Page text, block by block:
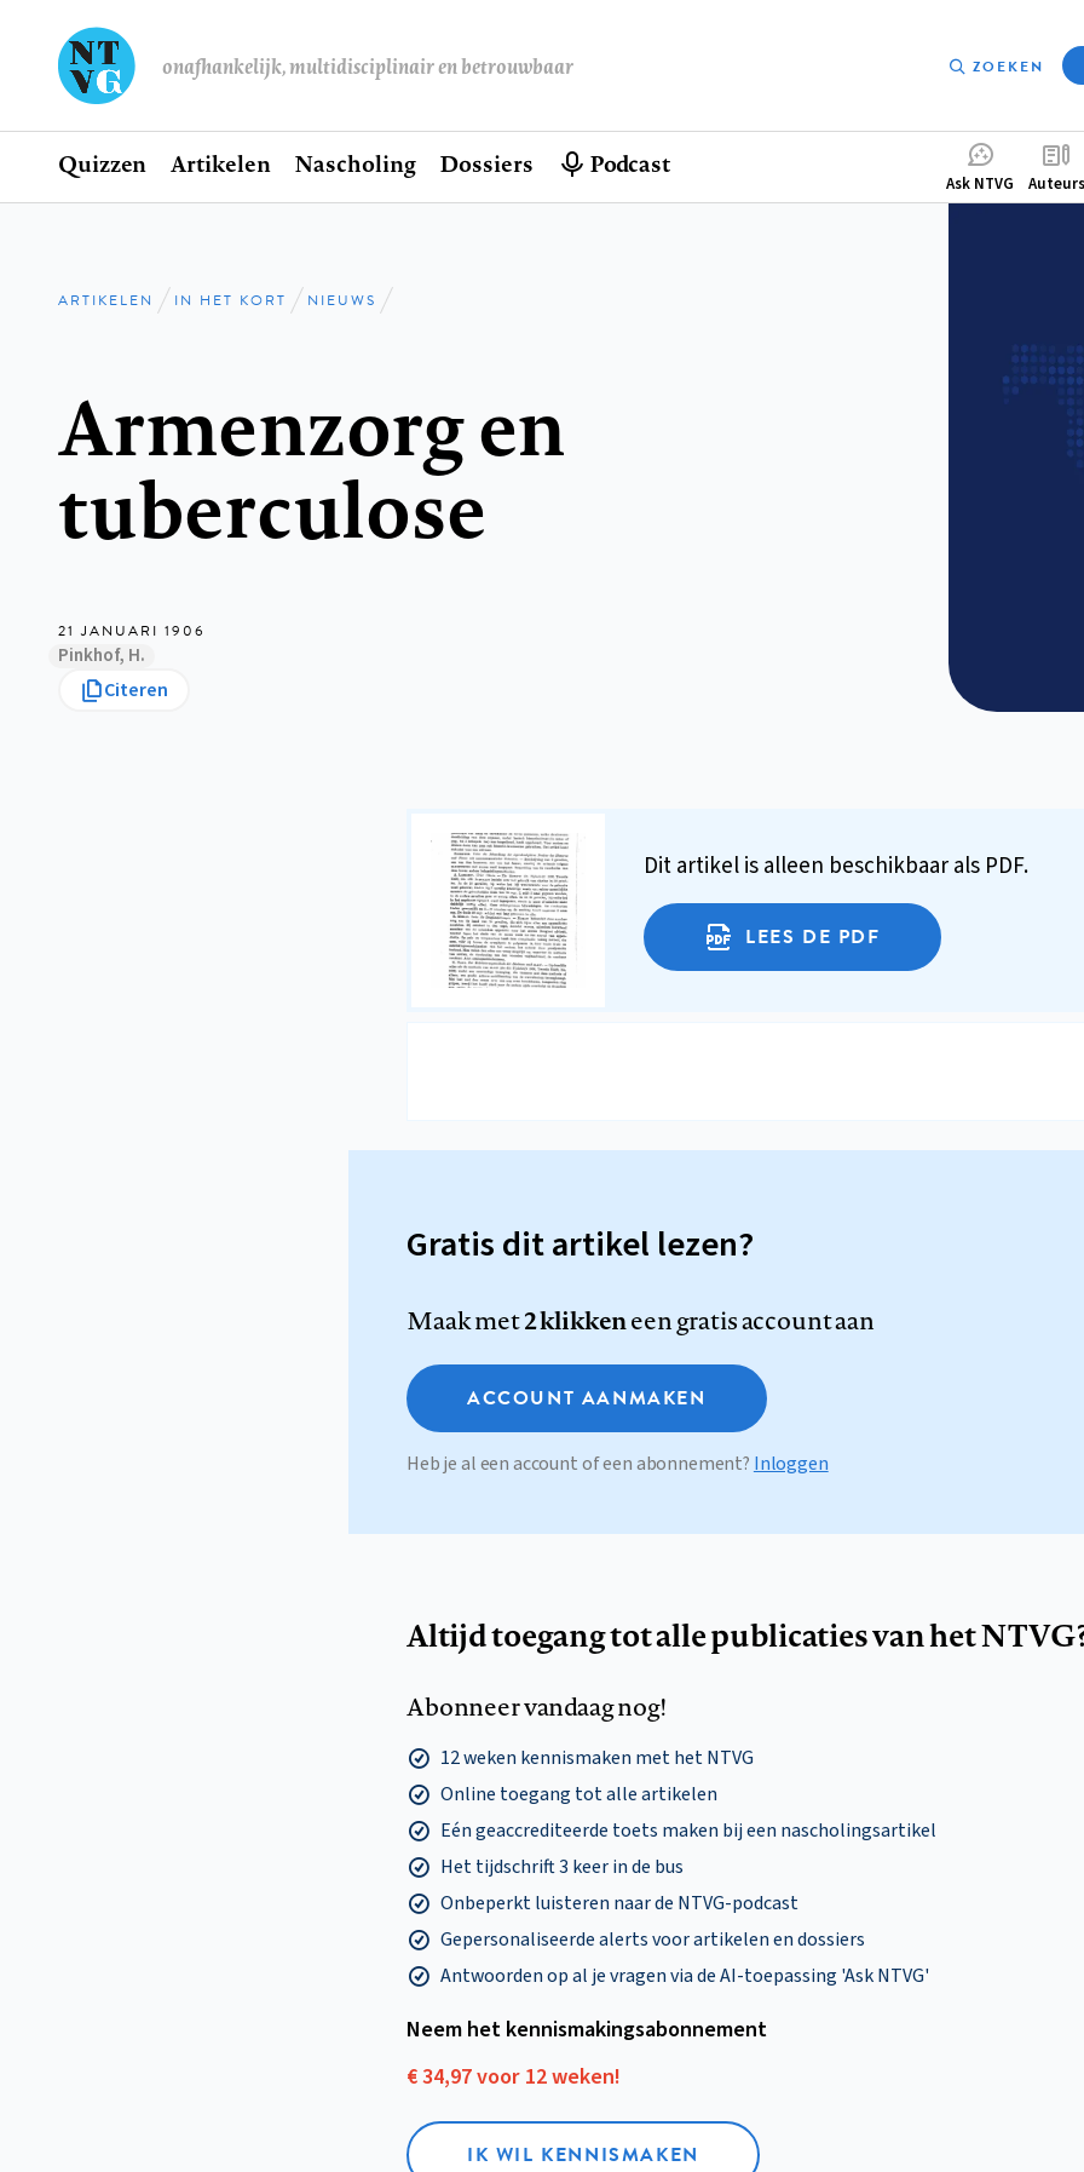
onafhankelijk, multidisciplinair en betrouwbaar ZOEKEN
Hoofdnavigatie
Home
Quizzen Artikelen Nascholing Dossiers Podcast
Ask NTVG Auteurs
Kruimelpad
ARTIKELEN IN HET KORT NIEUWS
Armenzorg en
tuberculose
21 JANUARI 1906
Pinkhof, H.
Citeren
Dit artikel is alleen beschikbaar als PDF.
LEES DE PDF
Gratis dit artikel lezen?
Maak met2 klikkeneen gratis account aan
ACCOUNT AANMAKEN
Heb je al een account of een abonnement? Inloggen
Altijd toegang tot alle publicaties van het
Abonneer vandaag nog!
12 weken kennismaken met het NTVG
Online toegang tot alle artikelen
Eén geaccrediteerde toets maken bij een nascholingsartikel
Het tijdschrift 3 keer in de bus
Onbeperkt luisteren naar de NTVG-podcast
Gepersonaliseerde alerts voor artikelen en dossiers
Antwoorden op al je vragen via de AI-toepassing 'Ask NTVG'
Neem het kennismakings­abonnement
€ 34,97 voor 12 weken!
IK WIL KENNISMAKEN